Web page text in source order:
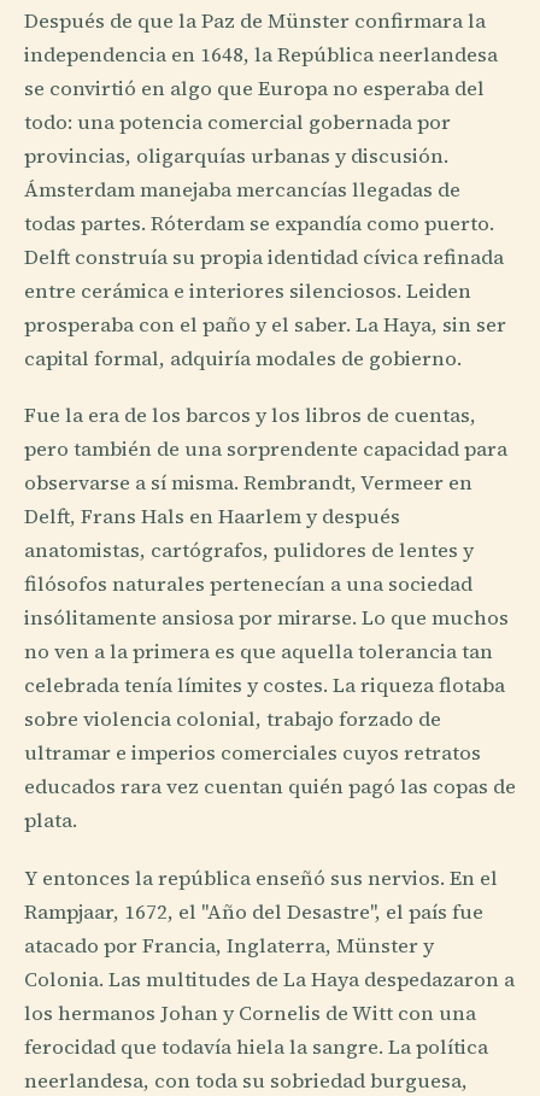
Después de que la Paz de Münster confirmara la
independencia en 1648, la República neerlandesa
se convirtió en algo que Europa no esperaba del
todo: una potencia comercial gobernada por
provincias, oligarquías urbanas y discusión.
Ámsterdam manejaba mercancías llegadas de
todas partes. Róterdam se expandía como puerto.
Delft construía su propia identidad cívica refinada
entre cerámica e interiores silenciosos. Leiden
prosperaba con el paño y el saber. La Haya, sin ser
capital formal, adquiría modales de gobierno.
Fue la era de los barcos y los libros de cuentas,
pero también de una sorprendente capacidad para
observarse a sí misma. Rembrandt, Vermeer en
Delft, Frans Hals en Haarlem y después
anatomistas, cartógrafos, pulidores de lentes y
filósofos naturales pertenecían a una sociedad
insólitamente ansiosa por mirarse. Lo que muchos
no ven a la primera es que aquella tolerancia tan
celebrada tenía límites y costes. La riqueza flotaba
sobre violencia colonial, trabajo forzado de
ultramar e imperios comerciales cuyos retratos
educados rara vez cuentan quién pagó las copas de
plata.
Y entonces la república enseñó sus nervios. En el
Rampjaar, 1672, el "Año del Desastre", el país fue
atacado por Francia, Inglaterra, Münster y
Colonia. Las multitudes de La Haya despedazaron a
los hermanos Johan y Cornelis de Witt con una
ferocidad que todavía hiela la sangre. La política
neerlandesa, con toda su sobriedad burguesa,